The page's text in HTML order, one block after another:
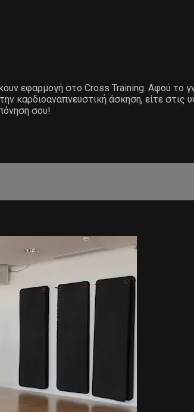
εφαρμογή στο Cross Training. Αφού το
καρδιοαναπνευστική άσκηση, είτε
σου!